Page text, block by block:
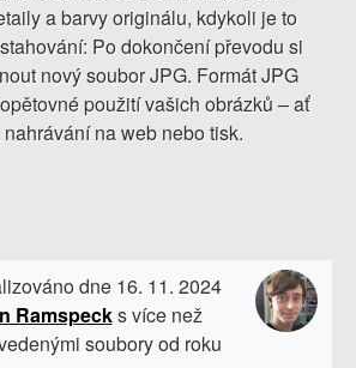
a barvy originálu, kdykoli je to
Po dokončení převodu si
nový soubor JPG. Formát JPG
použití vašich obrázků – ať
na web nebo tisk.
dne 16. 11. 2024
Ramspecks více než
soubory od roku